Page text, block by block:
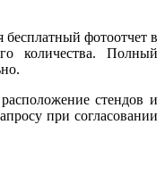
бесплатный фотоотчет в
количества. Полный
стендов и
при согласовании